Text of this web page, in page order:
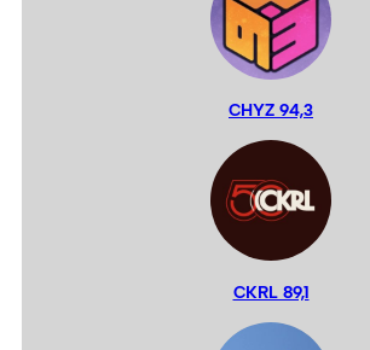
CHYZ 94,3
CKRL 89,1